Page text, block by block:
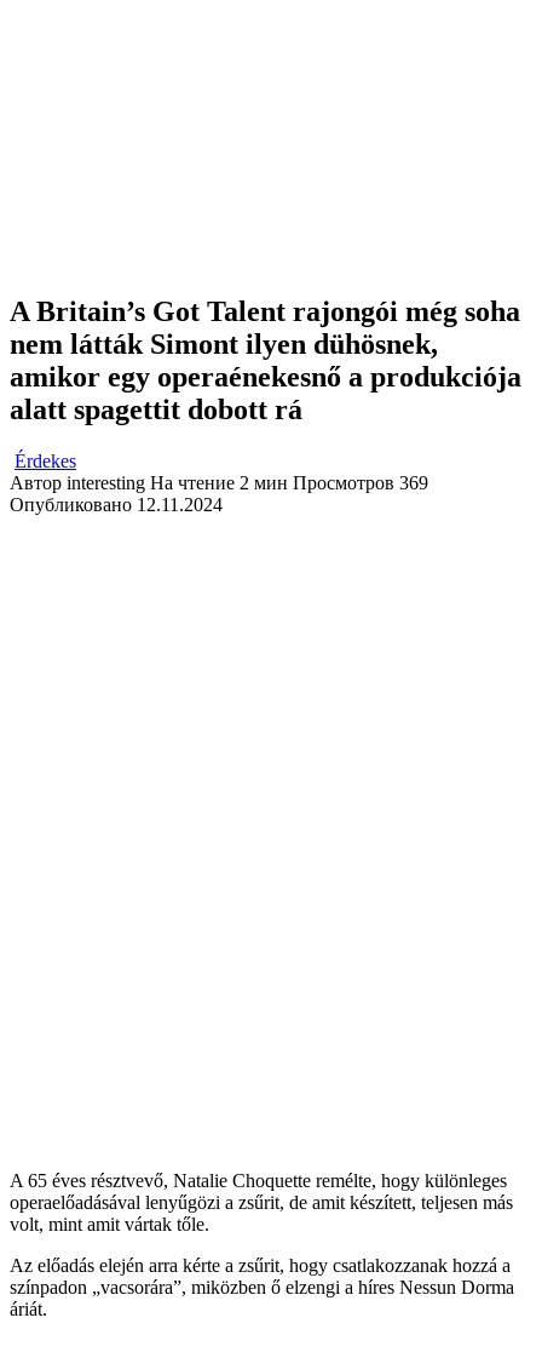
A Britain’s Got Talent rajongói még soha
nem látták Simont ilyen dühösnek,
amikor egy operaénekesnő a produkciója
alatt spagettit dobott rá
Érdekes
Автор interesting На чтение 2 мин Просмотров 369
Опубликовано 12.11.2024
A 65 éves résztvevő, Natalie Choquette remélte, hogy különleges
operaelőadásával lenyűgözi a zsűrit, de amit készített, teljesen más
volt, mint amit vártak tőle.
Az előadás elején arra kérte a zsűrit, hogy csatlakozzanak hozzá a
színpadon „vacsorára”, miközben ő elzengi a híres Nessun Dorma
áriát.